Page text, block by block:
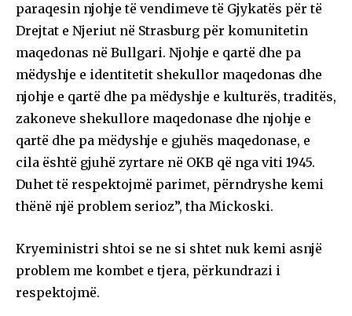
paraqesin njohje të vendimeve të Gjykatës për të
Drejtat e Njeriut në Strasburg për komunitetin
maqedonas në Bullgari. Njohje e qartë dhe pa
mëdyshje e identitetit shekullor maqedonas dhe
njohje e qartë dhe pa mëdyshje e kulturës, traditës,
zakoneve shekullore maqedonase dhe njohje e
qartë dhe pa mëdyshje e gjuhës maqedonase, e
cila është gjuhë zyrtare në OKB që nga viti 1945.
Duhet të respektojmë parimet, përndryshe kemi
thënë një problem serioz”, tha Mickoski.
Kryeministri shtoi se ne si shtet nuk kemi asnjë
problem me kombet e tjera, përkundrazi i
respektojmë.